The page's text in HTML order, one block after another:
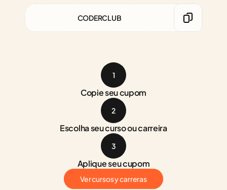
CODERCLUB
1
Copie seu cupom
2
Escolha seu curso ou carreira
3
Aplique seu cupom
Ver cursos y carreras